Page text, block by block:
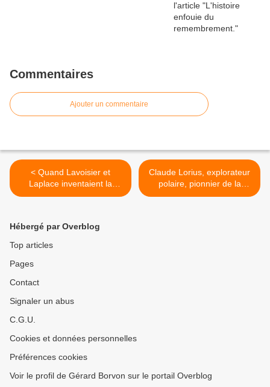
Commentaires
Ajouter un commentaire
< Quand Lavoisier et
Laplace inventaient la
calorimétrie et découvraient
Claude Lorius, explorateur
polaire, pionnier de la
glaciologie. Premier lanceur
Hébergé par Overblog
Top articles
Pages
Contact
Signaler un abus
C.G.U.
Cookies et données personnelles
Préférences cookies
Voir le profil de Gérard Borvon sur le portail Overblog